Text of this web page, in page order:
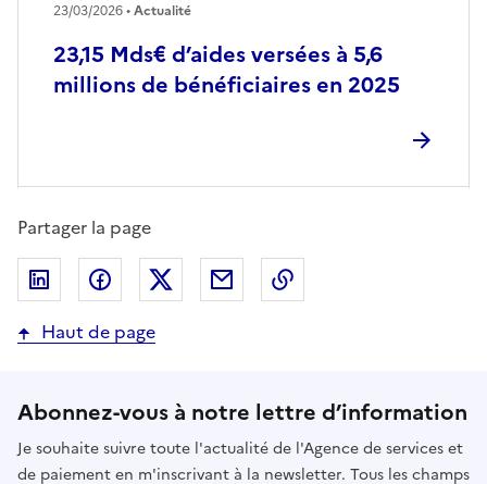
23,15 Mds€ d’aides versées à 5,6
millions de bénéficiaires en 2025
23/03/2026 •Actualité
Partager la page
Partager sur LinkedIn
Partager sur Facebook
Partager sur Twitter
Partager par email
Haut de page
Abonnez-vous à notre lettre d’information
Je souhaite suivre toute l'actualité de l'Agence de services et
de paiement en m'inscrivant à la newsletter. Tous les champs